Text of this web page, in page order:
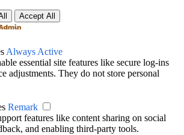
Accept All
Always Active
essential site features like secure log-ins
adjustments. They do not store personal
Remark
features like content sharing on social
and enabling third-party tools.